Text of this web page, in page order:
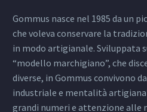
Gommus nasce nel 1985 da un
che voleva conservare la
in modo artigianale. Sviluppata
“modello marchigiano”, che
diverse, in Gommus convivono
industriale e mentalità
grandi numeri e attenzione alle